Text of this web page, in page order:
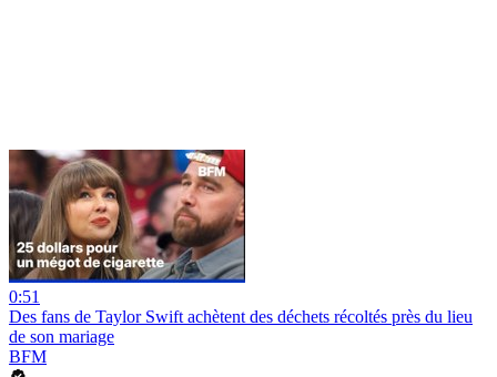
0:51
Des fans de Taylor Swift achètent des déchets récoltés près du lieu
de son mariage
BFM